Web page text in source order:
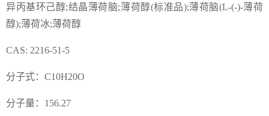
异丙基环己醇;结晶薄荷脑;薄荷醇(标准品);薄荷脑(L-(-)-薄荷
醇);薄荷冰;薄荷醇
CAS: 2216-51-5
分子式：C10H20O
分子量：156.27